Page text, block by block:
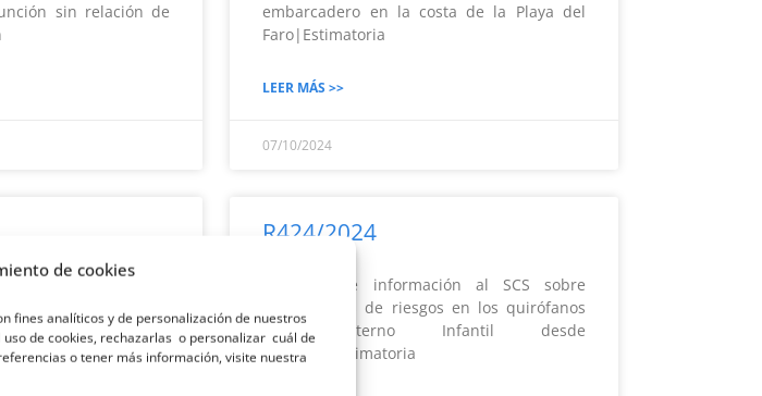
de cookies
fines analíticos y de personalización de nuestros
de cookies, rechazarlas o personalizar cuál de
o tener más información, visite nuestra
sin relación de
embarcadero en la costa de la Playa del
Faro|Estimatoria
LEER MÁS >>
07/10/2024
de resoluciones de
de determinado
R424/2024
Solicitud de información al SCS sobre
evaluaciones de riesgos en los quirófanos
del Materno Infantil desde
2012|Desestimatoria